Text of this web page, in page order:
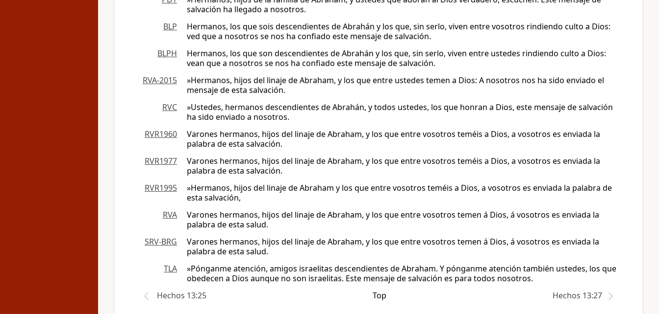
salvación ha llegado a nosotros.
BLP
Hermanos, los que sois descendientes de Abrahán y los que, sin serlo, viven entre vosotros rindiendo culto a Dios:
ved que a nosotros se nos ha confiado este mensaje de salvación.
BLPH
Hermanos, los que son descendientes de Abrahán y los que, sin serlo, viven entre ustedes rindiendo culto a Dios:
vean que a nosotros se nos ha confiado este mensaje de salvación.
RVA-2015
»Hermanos, hijos del linaje de Abraham, y los que entre ustedes temen a Dios: A nosotros nos ha sido enviado el
mensaje de esta salvación.
RVC
»Ustedes, hermanos descendientes de Abrahán, y todos ustedes, los que honran a Dios, este mensaje de salvación
ha sido enviado a nosotros.
RVR1960
Varones hermanos, hijos del linaje de Abraham, y los que entre vosotros teméis a Dios, a vosotros es enviada la
palabra de esta salvación.
RVR1977
Varones hermanos, hijos del linaje de Abraham, y los que entre vosotros teméis a Dios, a vosotros es enviada la
palabra de esta salvación.
RVR1995
»Hermanos, hijos del linaje de Abraham y los que entre vosotros teméis a Dios, a vosotros es enviada la palabra de
esta salvación,
RVA
Varones hermanos, hijos del linaje de Abraham, y los que entre vosotros temen á Dios, á vosotros es enviada la
palabra de esta salud.
SRV-BRG
Varones hermanos, hijos del linaje de Abraham, y los que entre vosotros temen á Dios, á vosotros es enviada la
palabra de esta salud.
TLA
»Pónganme atención, amigos israelitas descendientes de Abraham. Y pónganme atención también ustedes, los que
obedecen a Dios aunque no son israelitas. Este mensaje de salvación es para todos nosotros.
Hechos 13:25
Top Hechos 13:27